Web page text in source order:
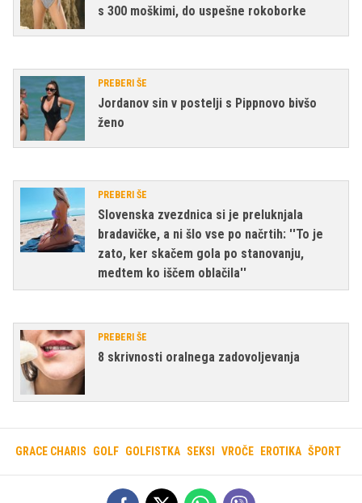
s 300 moškimi, do uspešne rokoborke
PREBERI ŠE
Jordanov sin v postelji s Pippnovo bivšo
ženo
PREBERI ŠE
Slovenska zvezdnica si je preluknjala
bradavičke, a ni šlo vse po načrtih: ''To je
zato, ker skačem gola po stanovanju,
medtem ko iščem oblačila''
PREBERI ŠE
8 skrivnosti oralnega zadovoljevanja
GRACE CHARIS GOLF GOLFISTKA SEKSI VROČE EROTIKA ŠPORT